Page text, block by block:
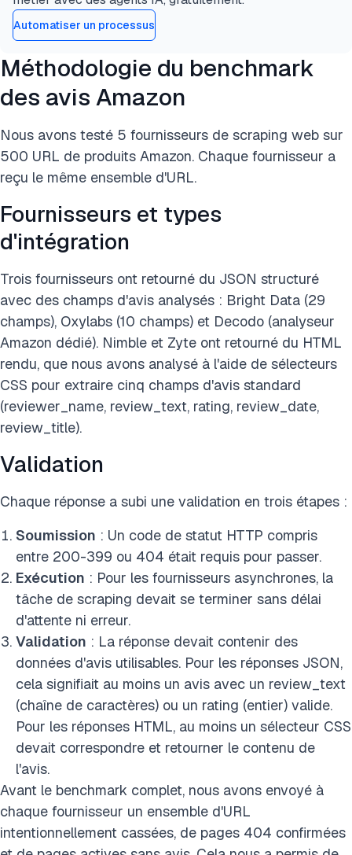
Automatiser un processus
Méthodologie du benchmark
des avis Amazon
Nous avons testé 5 fournisseurs de scraping web sur
500 URL de produits Amazon. Chaque fournisseur a
reçu le même ensemble d'URL.
Fournisseurs et types
d'intégration
Trois fournisseurs ont retourné du JSON structuré
avec des champs d'avis analysés : Bright Data (29
champs), Oxylabs (10 champs) et Decodo (analyseur
Amazon dédié). Nimble et Zyte ont retourné du HTML
rendu, que nous avons analysé à l'aide de sélecteurs
CSS pour extraire cinq champs d'avis standard
(reviewer_name, review_text, rating, review_date,
review_title).
Validation
Chaque réponse a subi une validation en trois étapes :
Soumission : Un code de statut HTTP compris
entre 200-399 ou 404 était requis pour passer.
Exécution : Pour les fournisseurs asynchrones, la
tâche de scraping devait se terminer sans délai
d'attente ni erreur.
Validation : La réponse devait contenir des
données d'avis utilisables. Pour les réponses JSON,
cela signifiait au moins un avis avec un review_text
(chaîne de caractères) ou un rating (entier) valide.
Pour les réponses HTML, au moins un sélecteur CSS
devait correspondre et retourner le contenu de
l'avis.
Avant le benchmark complet, nous avons envoyé à
chaque fournisseur un ensemble d'URL
intentionnellement cassées, de pages 404 confirmées